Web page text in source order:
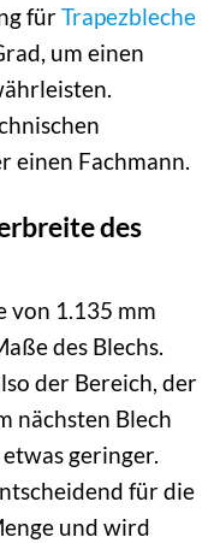
fürTrapezbleche
um einen
einen Fachmann.
des
von 1.135 mm
des Blechs.
der Bereich, der
nächsten Blech
geringer.
für die
und wird